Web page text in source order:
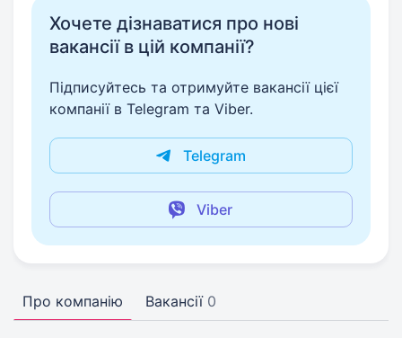
Хочете дізнаватися про нові
вакансії в цій компанії?
Підписуйтесь та отримуйте вакансії цієї
компанії в Telegram та Viber.
Telegram
Viber
Про компанію Вакансії 0